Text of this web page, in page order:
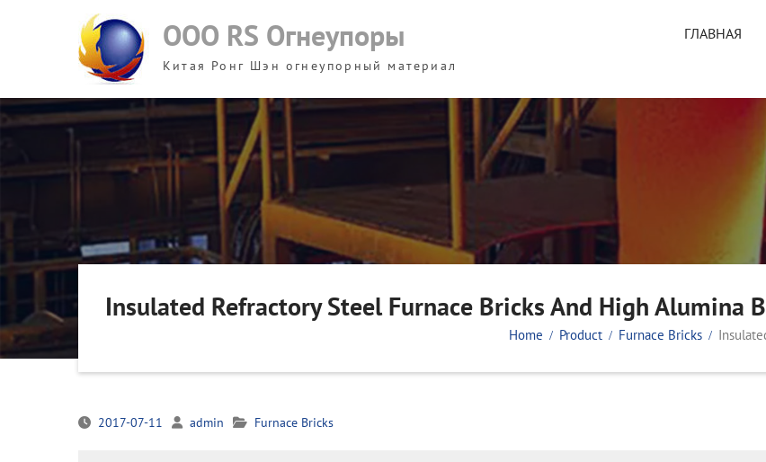
ООО RS Огнеупоры
Китая Ронг Шэн огнеупорный материал
ГЛАВНАЯ
Insulated Refractory Steel Furnace Bricks And High Alumina
Home Product Furnace Bricks
2017-07-11 admin Furnace Bricks